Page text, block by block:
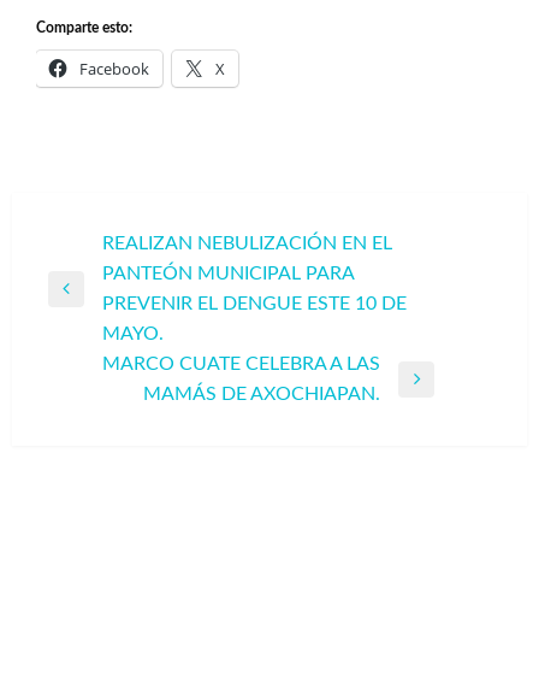
Comparte esto:
Facebook X
Navegación
de
entradas
Entrada
anterior
REALIZAN NEBULIZACIÓN EN EL
PANTEÓN MUNICIPAL PARA
PREVENIR EL DENGUE ESTE 10 DE
MAYO.
MARCO CUATE CELEBRA A LAS
MAMÁS DE AXOCHIAPAN.